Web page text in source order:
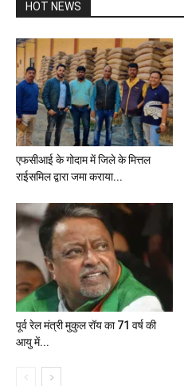
HOT NEWS
एफसीआई के गोदाम में जिले के मित्तल
राईसमिल द्वारा जमा कराया...
पूर्व रेल मंत्री मुकुल रॉय का 71 वर्ष की
आयु में...